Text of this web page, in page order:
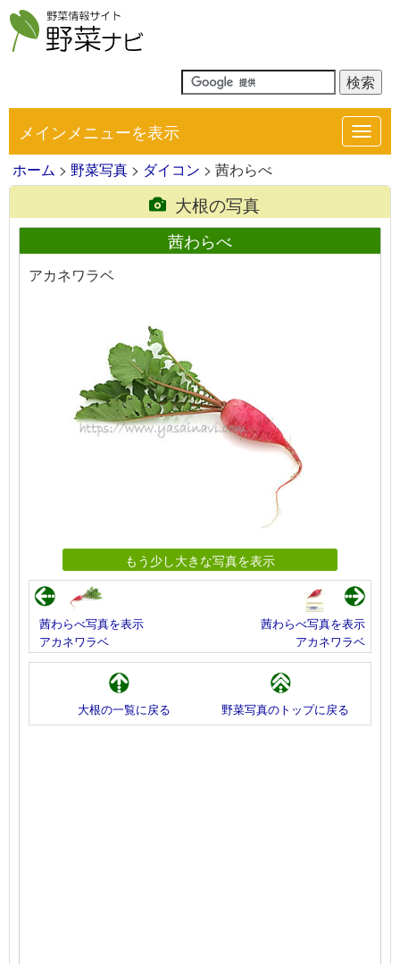
メインメニューを表示
ホーム > 野菜写真 > ダイコン > 茜わらべ
大根の写真
茜わらべ
アカネワラベ
もう少し大きな写真を表示
茜わらべ写真を表示
アカネワラベ
茜わらべ写真を表示
アカネワラベ
大根の一覧に戻る 野菜写真のトップに戻る